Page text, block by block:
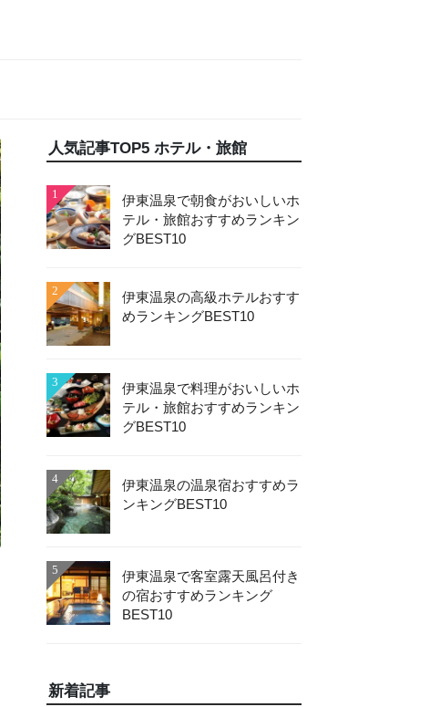
人気記事TOP5 ホテル・旅館
1
伊東温泉で朝食がおいしいホ
テル・旅館おすすめランキン
グBEST10
2
伊東温泉の高級ホテルおすす
めランキングBEST10
3
伊東温泉で料理がおいしいホ
テル・旅館おすすめランキン
グBEST10
4
伊東温泉の温泉宿おすすめラ
ンキングBEST10
5
伊東温泉で客室露天風呂付き
の宿おすすめランキング
BEST10
新着記事